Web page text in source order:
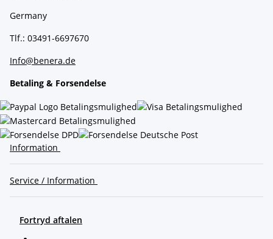
Germany
Tlf.: 03491-6697670
Info@benera.de
Betaling & Forsendelse
Information
Service / Information
Fortryd aftalen